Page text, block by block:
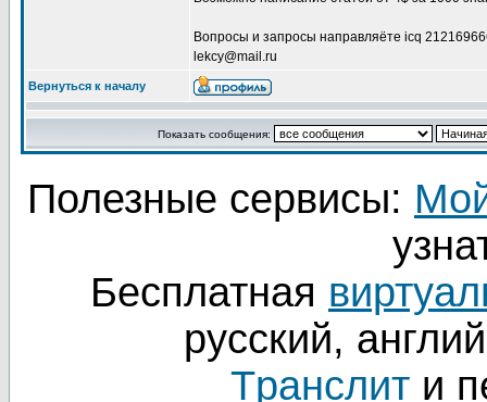
Вопросы и запросы направляёте icq
lekcy@mail.ru
Вернуться к началу
Показать сообщения:
Полезные сервисы:
Бесплатная
русский,
Tранслит и